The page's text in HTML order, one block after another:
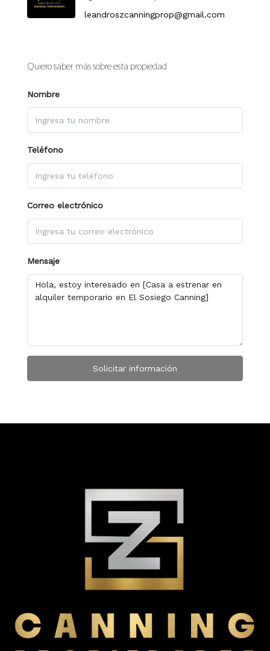
leandroszcanningprop@gmail.com
Quiero saber más sobre esta propiedad
Nombre
Teléfono
Correo electrónico
Mensaje
Solicitar información